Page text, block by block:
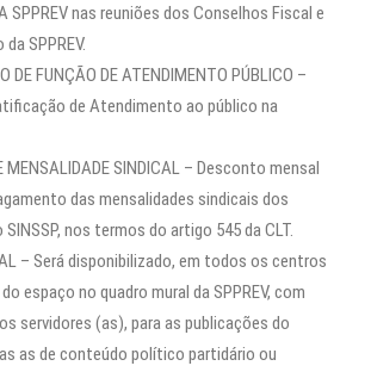
SPPREV nas reuniões dos Conselhos Fiscal e
SPPREV.
DE FUNÇÃO DE ATENDIMENTO PÚBLICO –
de Atendimento ao público na
MENSALIDADE SINDICAL – Desconto mensal
das mensalidades sindicais dos
nos termos do artigo 545 da CLT.
– Será disponibilizado, em todos os centros
espaço no quadro mural da SPPREV, com
servidores (as), para as publicações do
as de conteúdo político partidário ou